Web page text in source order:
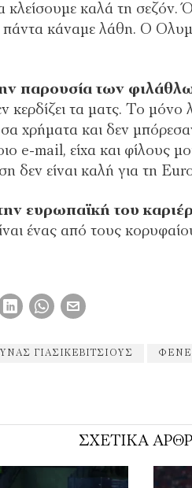
καλά τη σεζόν.
κάναμε λάθη. Ο
παρουσία των
τα ματς. Το μόνο
χρήματα και δεν
e-mail, είχα και φίλους
δεν είναι καλή για τη
ευρωπαϊκή του
ένας από τους
ΓΙΑΣΙΚΕΒΊΤΣΙΟΥΣ
ΣΧΕΤΙΚΑ